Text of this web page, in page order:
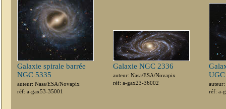
Galaxie spirale barrée
NGC 5335
auteur: Nasa/ESA/Novapix
réf: a-gax53-35001
Galaxie NGC 2336
auteur: Nasa/ESA/Novapix
réf: a-gax23-36002
réf: a-